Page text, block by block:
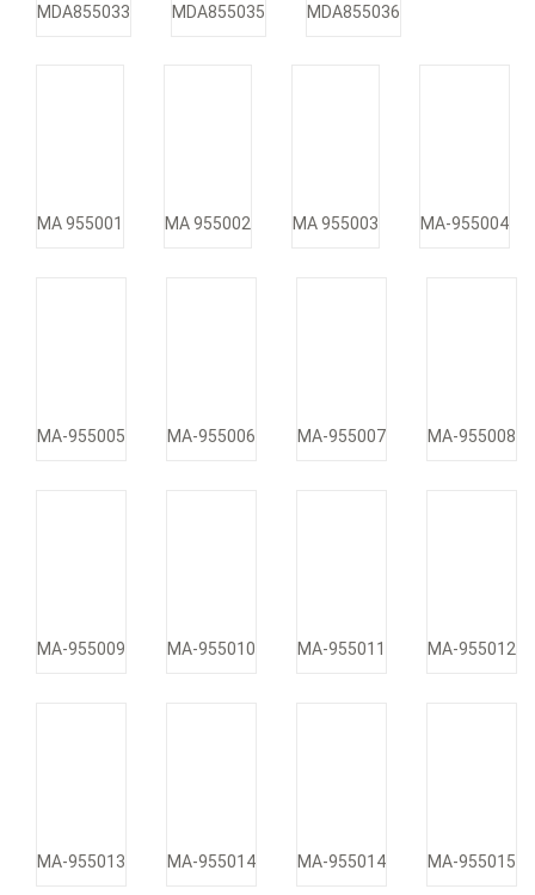
MDA855033 MDA855035 MDA855036
MA 955001 MA 955002 MA 955003 MA-955004
MA-955005 MA-955006 MA-955007 MA-955008
MA-955009 MA-955010 MA-955011 MA-955012
MA-955013 MA-955014 MA-955014 MA-955015